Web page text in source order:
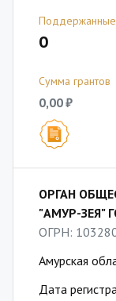
Поддержанные
0
Сумма грантов
0,00 ₽
ОРГАН
"АМУР-ЗЕЯ"
ОГРН:
Амурская
Дата